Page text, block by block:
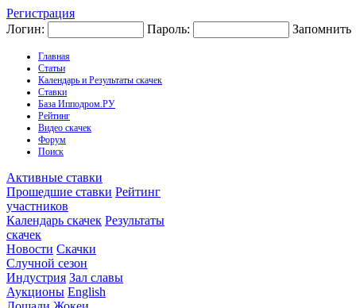
Регистрация
Логин:
Пароль: Запомнить
Главная
Статьи
Календарь и Результаты скачек
Ставки
База Ипподром.РУ
Рейтинг
Видео скачек
Форум
Поиск
Активные ставки
Прошедшие ставки Рейтинг
участников
Календарь скачек Результаты
скачек
Новости Скачки
Случной сезон
Индустрия Зал славы
Аукционы English